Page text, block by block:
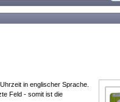
in englischer Sprache.
Feld - somit ist die